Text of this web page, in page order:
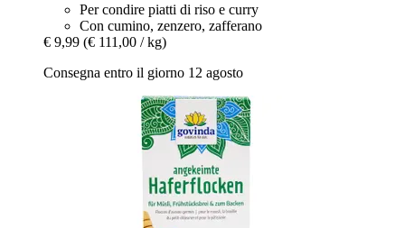
Per condire piatti di riso e curry
Con cumino, zenzero, zafferano
€ 9,99 (€ 111,00 / kg)
Consegna entro il giorno 12 agosto